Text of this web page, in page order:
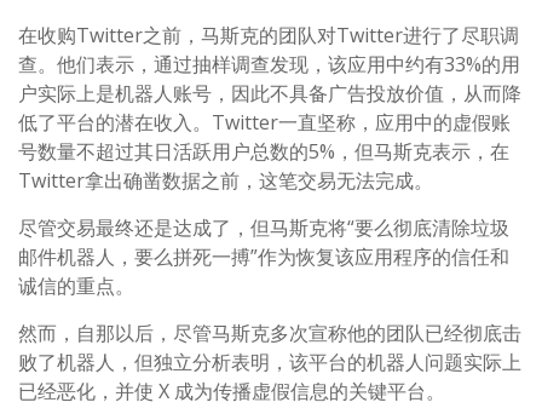
在收购Twitter之前，马斯克的团队对Twitter进行了尽职调
查。他们表示，通过抽样调查发现，该应用中约有33%的用
户实际上是机器人账号，因此不具备广告投放价值，从而降
低了平台的潜在收入。Twitter一直坚称，应用中的虚假账
号数量不超过其日活跃用户总数的5%，但马斯克表示，在
Twitter拿出确凿数据之前，这笔交易无法完成。
尽管交易最终还是达成了，但马斯克将“要么彻底清除垃圾
邮件机器人，要么拼死一搏”作为恢复该应用程序的信任和
诚信的重点。
然而，自那以后，尽管马斯克多次宣称他的团队已经彻底击
败了机器人，但独立分析表明，该平台的机器人问题实际上
已经恶化，并使 X 成为传播虚假信息的关键平台。